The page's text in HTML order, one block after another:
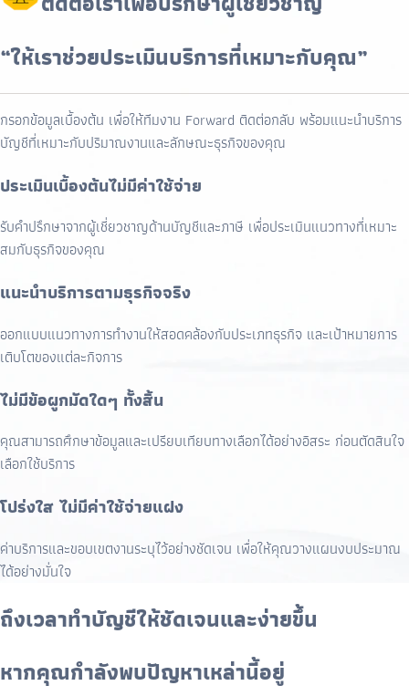
“ให้เราช่วยประเมินบริการที่เหมาะกับคุณ”
กรอกข้อมูลเบื้องต้น เพื่อให้ทีมงาน Forward ติดต่อกลับ พร้อมแนะนำบริการ
บัญชีที่เหมาะกับปริมาณงานและลักษณะธุรกิจของคุณ
ประเมินเบื้องต้นไม่มีค่าใช้จ่าย
รับคำปรึกษาจากผู้เชี่ยวชาญด้านบัญชีและภาษี เพื่อประเมินแนวทางที่เหมาะ
สมกับธุรกิจของคุณ
แนะนำบริการตามธุรกิจจริง
ออกแบบแนวทางการทำงานให้สอดคล้องกับประเภทธุรกิจ และเป้าหมายการ
เติบโตของแต่ละกิจการ
ไม่มีข้อผูกมัดใดๆ ทั้งสิ้น
คุณสามารถศึกษาข้อมูลและเปรียบเทียบทางเลือกได้อย่างอิสระ ก่อนตัดสินใจ
เลือกใช้บริการ
โปร่งใส ไม่มีค่าใช้จ่ายแฝง
ค่าบริการและขอบเขตงานระบุไว้อย่างชัดเจน เพื่อให้คุณวางแผนงบประมาณ
ได้อย่างมั่นใจ
ถึงเวลาทำบัญชีให้ชัดเจนและง่ายขึ้น
หากคุณกำลังพบปัญหาเหล่านี้อยู่